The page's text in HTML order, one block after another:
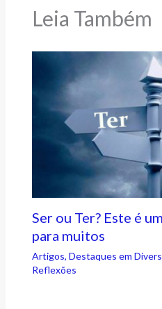
Leia Também
Ser ou Ter? Este é
para muitos
Artigos, Destaques em
Reflexões